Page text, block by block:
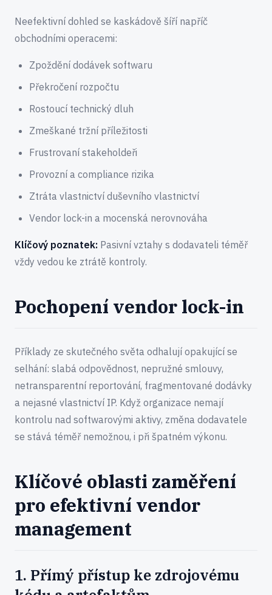
Neefektivní dohled se kaskádově šíří napříč
obchodními operacemi:
Zpoždění dodávek softwaru
Překročení rozpočtu
Rostoucí technický dluh
Zmeškané tržní příležitosti
Frustrovaní stakeholdeři
Provozní a compliance rizika
Ztráta vlastnictví duševního vlastnictví
Vendor lock-in a mocenská nerovnováha
Klíčový poznatek: Pasivní vztahy s dodavateli téměř
vždy vedou ke ztrátě kontroly.
Pochopení vendor lock-in
Příklady ze skutečného světa odhalují opakující se
selhání: slabá odpovědnost, nepružné smlouvy,
netransparentní reportování, fragmentované dodávky
a nejasné vlastnictví IP. Když organizace nemají
kontrolu nad softwarovými aktivy, změna dodavatele
se stává téměř nemožnou, i při špatném výkonu.
Klíčové oblasti zaměření
pro efektivní vendor
management
1. Přímý přístup ke zdrojovému